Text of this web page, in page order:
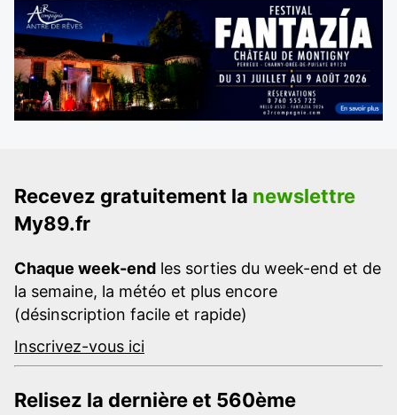
Recevez gratuitement la newslettre
My89.fr
Chaque week-end les sorties du week-end et de
la semaine, la météo et plus encore
(désinscription facile et rapide)
Inscrivez-vous ici
Relisez la dernière et 560ème